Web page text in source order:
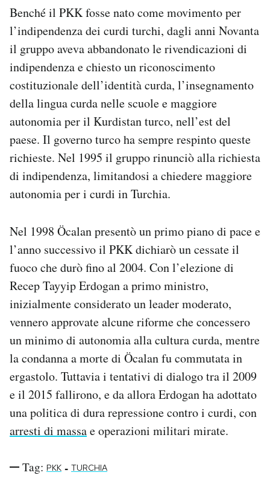
Benché il PKK fosse nato come movimento per
l’indipendenza dei curdi turchi, dagli anni Novanta
il gruppo aveva abbandonato le rivendicazioni di
indipendenza e chiesto un riconoscimento
costituzionale dell’identità curda, l’insegnamento
della lingua curda nelle scuole e maggiore
autonomia per il Kurdistan turco, nell’est del
paese. Il governo turco ha sempre respinto queste
richieste. Nel 1995 il gruppo rinunciò alla richiesta
di indipendenza, limitandosi a chiedere maggiore
autonomia per i curdi in Turchia.
Nel 1998 Öcalan presentò un primo piano di pace e
l’anno successivo il PKK dichiarò un cessate il
fuoco che durò fino al 2004. Con l’elezione di
Recep Tayyip Erdogan a primo ministro,
inizialmente considerato un leader moderato,
vennero approvate alcune riforme che concessero
un minimo di autonomia alla cultura curda, mentre
la condanna a morte di Öcalan fu commutata in
ergastolo. Tuttavia i tentativi di dialogo tra il 2009
e il 2015 fallirono, e da allora Erdogan ha adottato
una politica di dura repressione contro i curdi, con
arresti di massae operazioni militari mirate.
Tag: PKK - TURCHIA